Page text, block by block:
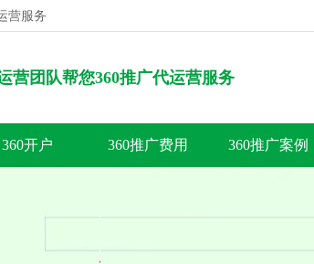
营服务
营团队帮您360推广代运营服务
搜索
360开户 360推广费用 360推广案例